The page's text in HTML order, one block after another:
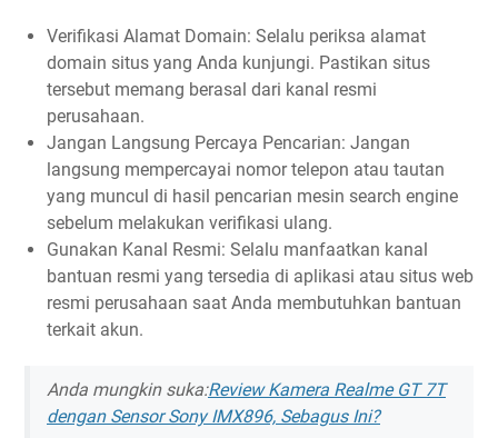
Verifikasi Alamat Domain: Selalu periksa alamat
domain situs yang Anda kunjungi. Pastikan situs
tersebut memang berasal dari kanal resmi
perusahaan.
Jangan Langsung Percaya Pencarian: Jangan
langsung mempercayai nomor telepon atau tautan
yang muncul di hasil pencarian mesin search engine
sebelum melakukan verifikasi ulang.
Gunakan Kanal Resmi: Selalu manfaatkan kanal
bantuan resmi yang tersedia di aplikasi atau situs web
resmi perusahaan saat Anda membutuhkan bantuan
terkait akun.
Anda mungkin suka:Review Kamera Realme GT 7T
dengan Sensor Sony IMX896, Sebagus Ini?